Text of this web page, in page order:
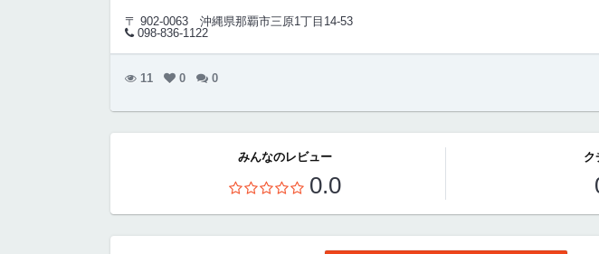
〒 902-0063
沖縄県那覇市三原1丁目14-53
098-836-1122
11 0 0
みんなのレビュー
0.0
ク